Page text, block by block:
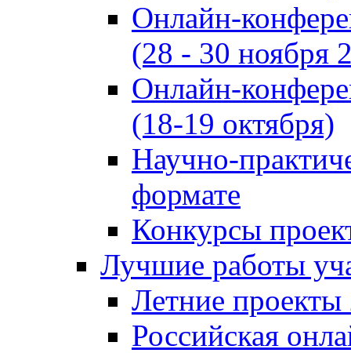
Онлайн-
(28 - 30 ноября
Онлайн-
(18-19 октября)
Научно-
формате
Конкурсы
Лучшие работы
Летние проекты
Российская